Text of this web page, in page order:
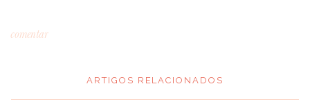
comentar
ARTIGOS RELACIONADOS